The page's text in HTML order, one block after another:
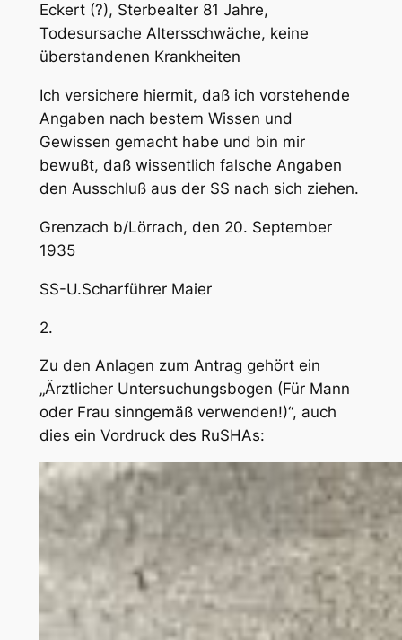
Eckert (?), Sterbealter 81 Jahre,
Todesursache Altersschwäche, keine
überstandenen Krankheiten
Ich versichere hiermit, daß ich vorstehende
Angaben nach bestem Wissen und
Gewissen gemacht habe und bin mir
bewußt, daß wissentlich falsche Angaben
den Ausschluß aus der SS nach sich ziehen.
Grenzach b/Lörrach, den 20. September
1935
SS-U.Scharführer Maier
2.
Zu den Anlagen zum Antrag gehört ein
„Ärztlicher Untersuchungsbogen (Für Mann
oder Frau sinngemäß verwenden!)“, auch
dies ein Vordruck des RuSHAs: